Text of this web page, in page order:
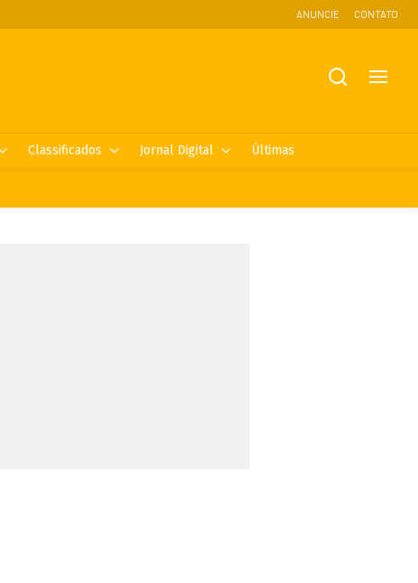
ANUNCIE CONTATO
Classificados Jornal Digital Últimas